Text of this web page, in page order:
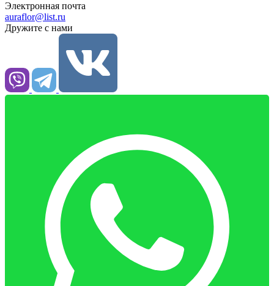
Электронная почта
auraflor@list.ru
Дружите с нами